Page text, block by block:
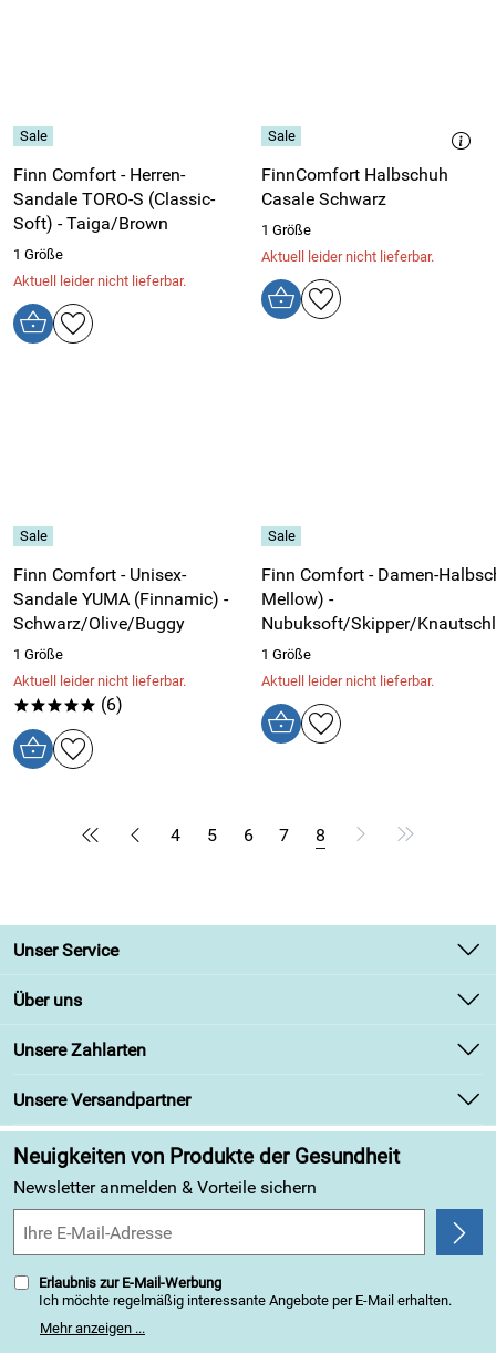
Finn Comfort - Herren-
Sandale TORO-S (Classic-
Soft) - Taiga/Brown
1 Größe
Aktuell leider nicht lieferbar.
FinnComfort Halbschuh
Casale Schwarz
1 Größe
Aktuell leider nicht lieferbar.
Finn Comfort - Unisex-
Sandale YUMA (Finnamic) -
Schwarz/Olive/Buggy
1 Größe
Aktuell leider nicht lieferbar.
***** (6)
Finn Comfort - Damen-
Mellow) -
Nubuksoft/Skipper/
1 Größe
Aktuell leider nicht lieferbar.
4 5 6 7 8
Unser Service
Kontakt
Retourenabwicklung
Lieferbedingungen
Über uns
Unsere Bestseller
Angebote
Kundenbewertungen (313)
4,9/5
Unsere Zahlarten
Unsere Versandpartner
Neuigkeiten von Produkte der Gesundheit
Newsletter anmelden & Vorteile sichern
Erlaubnis zur E-Mail-Werbung
Ich möchte regelmäßig interessante Angebote per E-Mail erhalten.
weitergegeben. Zu statistischen Zwecken wird in anonymer Form
Mehr anzeigen ...